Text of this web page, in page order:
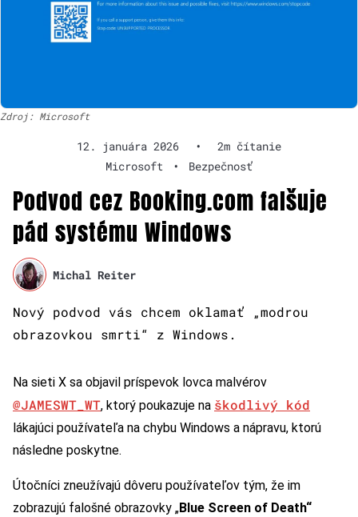
Zdroj: Microsoft
12. januára 2026 •
2m čítanie
Microsoft
• Bezpečnosť
Podvod cez Booking.com falšuje
pád systému Windows
Michal Reiter
Nový podvod vás chcem oklamať „modrou
obrazovkou smrti“ z Windows.
Na sieti X sa objavil príspevok lovca malvérov
@JAMESWT_WT, ktorý poukazuje na škodlivý kód
lákajúci používateľa na chybu Windows a nápravu, ktorú
následne poskytne.
Útočníci zneužívajú dôveru používateľov tým, že im
zobrazujú falošné obrazovky „Blue Screen of Death“